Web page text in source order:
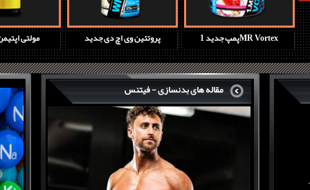
پروتئین وی پمپ جدید 1MR Vortex آمینو اسید کارنیور ماسل مدز
مقاله های بدنسازی - فیتنس